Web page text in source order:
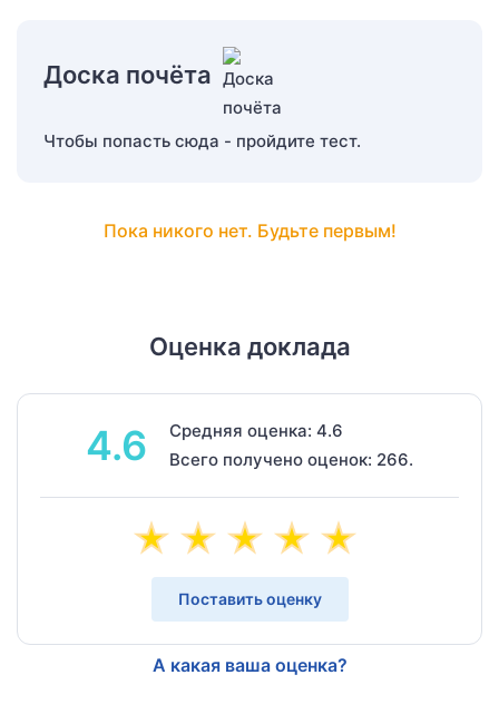
Доска почёта
Чтобы попасть сюда - пройдите тест.
Пока никого нет. Будьте первым!
Оценка доклада
4.6
Средняя оценка: 4.6
Всего получено оценок: 266.
Поставить оценку
А какая ваша оценка?